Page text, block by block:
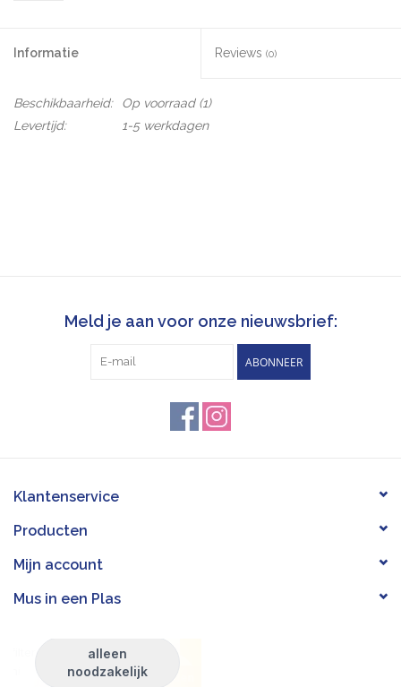
Informatie Reviews (0)
Beschikbaarheid: Op voorraad(1)
Levertijd:
1-5 werkdagen
Meld je aan voor onze nieuwsbrief:
ABONNEER
Klantenservice
Producten
Mijn account
Mus in een Plas